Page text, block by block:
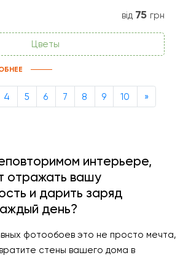
від 75 грн
Цветы
4 5 6 7 8 9 10 »Next
интерьере,
отражать вашу
и дарить заряд
день?
фотообоев это не просто мечта,
стены вашего дома в